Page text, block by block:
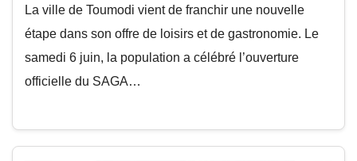
La ville de Toumodi vient de franchir une nouvelle
étape dans son offre de loisirs et de gastronomie. Le
samedi 6 juin, la population a célébré l’ouverture
officielle du SAGA…